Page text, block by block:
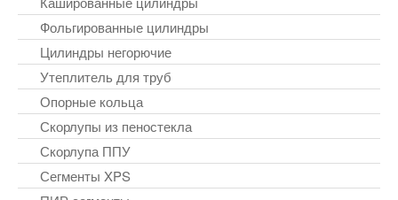
Фольгированные цилиндры
Цилиндры негорючие
Утеплитель для труб
Опорные кольца
Скорлупы из пеностекла
Скорлупа ППУ
Сегменты XPS